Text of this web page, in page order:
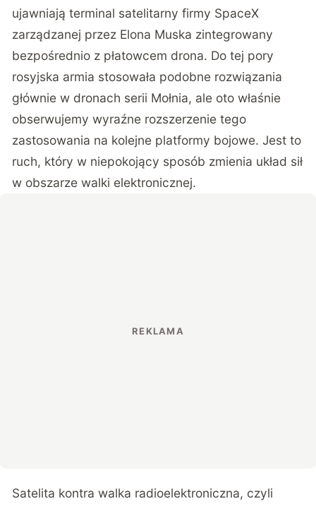
ujawniają terminal satelitarny firmy SpaceX
zarządzanej przez Elona Muska zintegrowany
bezpośrednio z płatowcem drona. Do tej pory
rosyjska armia stosowała podobne rozwiązania
głównie w dronach serii Mołnia, ale oto właśnie
obserwujemy wyraźne rozszerzenie tego
zastosowania na kolejne platformy bojowe. Jest to
ruch, który w niepokojący sposób zmienia układ sił
w obszarze walki elektronicznej.
Satelita kontra walka radioelektroniczna, czyli